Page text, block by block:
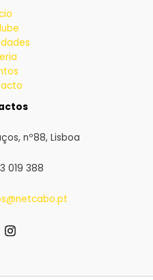
nº88, Lisboa
019 388